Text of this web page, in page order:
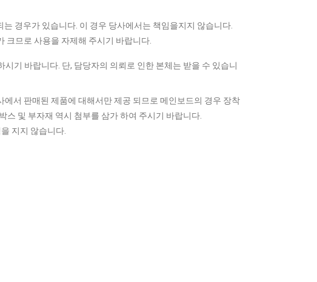
경우가 있습니다. 이 경우 당사에서는 책임을지지 않습니다.
크므로 사용을 자제해 주시기 바랍니다.
기 바랍니다. 단, 담당자의 의뢰로 인한 본체는 받을 수 있습니
서 판매된 제품에 대해서만 제공 되므로 메인보드의 경우 장착
스 및 부자재 역시 첨부를 삼가 하여 주시기 바랍니다.
지지 않습니다.